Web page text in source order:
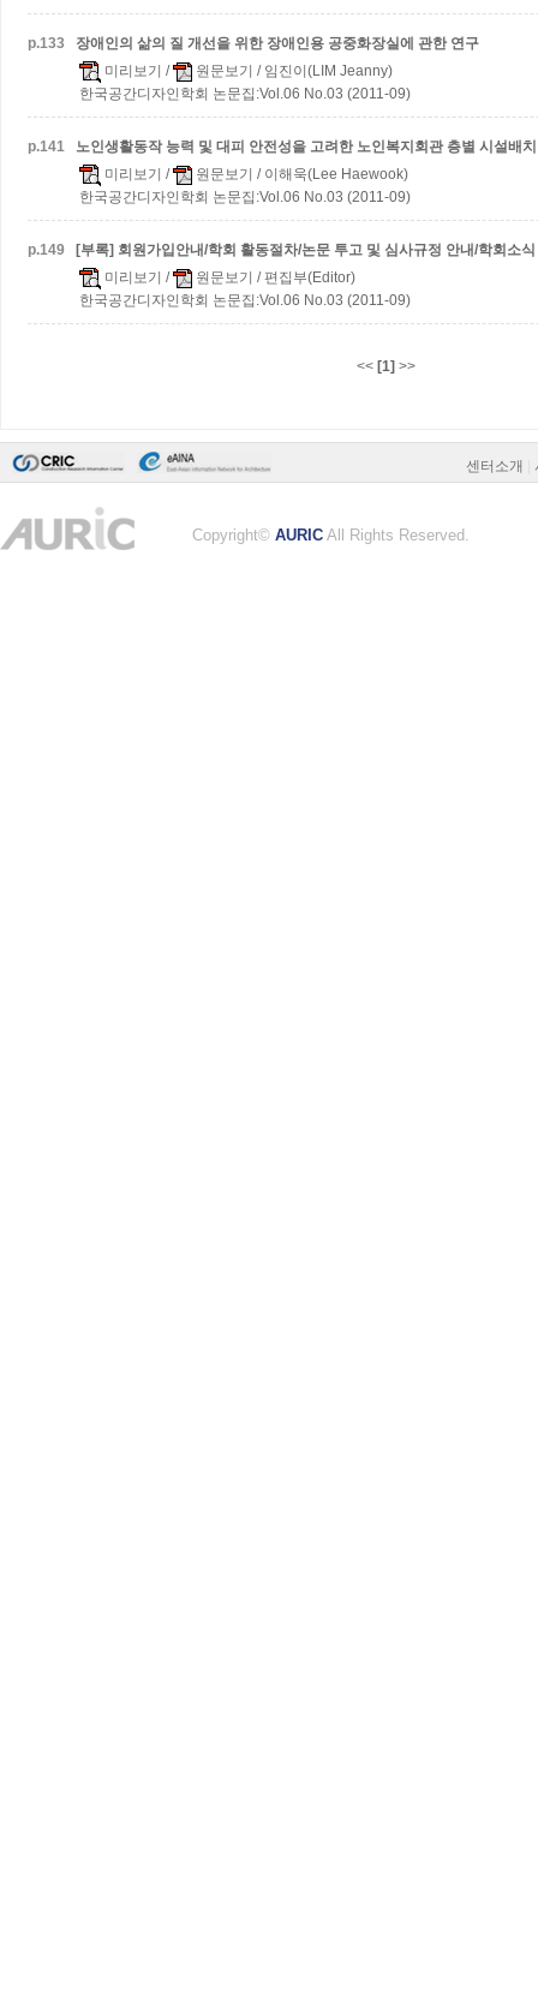
p.133
장애인의 삶의 질 개선을 위한 장애인용 공중화장실에 관한 연구
미리보기 / 원문보기 / 임진이(LIM Jeanny)
한국공간디자인학회 논문집:Vol.06 No.03 (2011-09)
p.141
노인생활동작 능력 및 대피 안전성을 고려한 노인복지회관 층별 시설배
미리보기 / 원문보기 / 이해욱(Lee Haewook)
한국공간디자인학회 논문집:Vol.06 No.03 (2011-09)
p.149
[부록] 회원가입안내/학회 활동절차/논문 투고 및 심사규정 안내/학회소식
미리보기 / 원문보기 / 편집부(Editor)
한국공간디자인학회 논문집:Vol.06 No.03 (2011-09)
<< [1] >>
센터소개
Copyright© AURIC All Rights Reserved.